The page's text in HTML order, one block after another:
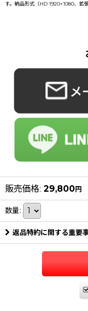
す。納品形式（HD 1920×1080、拡
販売価格: 29,800円
数量:
返品特約に関する重要